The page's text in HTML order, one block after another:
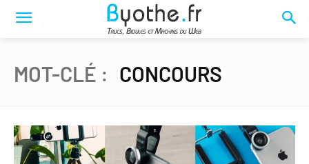
MOT-CLÉ : CONCOURS